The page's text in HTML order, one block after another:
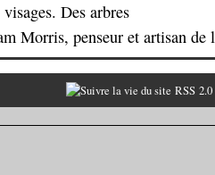
Des arbres
Morris, penseur et artisan de
RSS 2.0